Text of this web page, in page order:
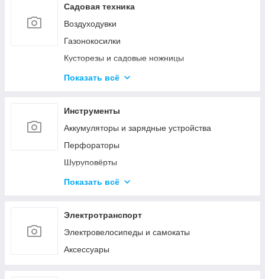
Настольные лампы
Наружное и промышленное освещение
Светодиодные фонарики
Светодиодные ленты
Умное освещение
Садовая техника
Воздуходувки
Газонокосилки
Кусторезы и садовые ножницы
Пилы цепные
Очистители высокого давления
Триммеры и электрокосы
Акссесуары
Показать всё
Инструменты
Аккумуляторы и зарядные устройства
Перфораторы
Шуруповёрты
Шлифовальные машины
Наборы инструментов
Сетевые инструменты
Контрольно - измерительные приборы
Показать всё
Электротранспорт
Электровелосипеды и самокаты
Аксессуары